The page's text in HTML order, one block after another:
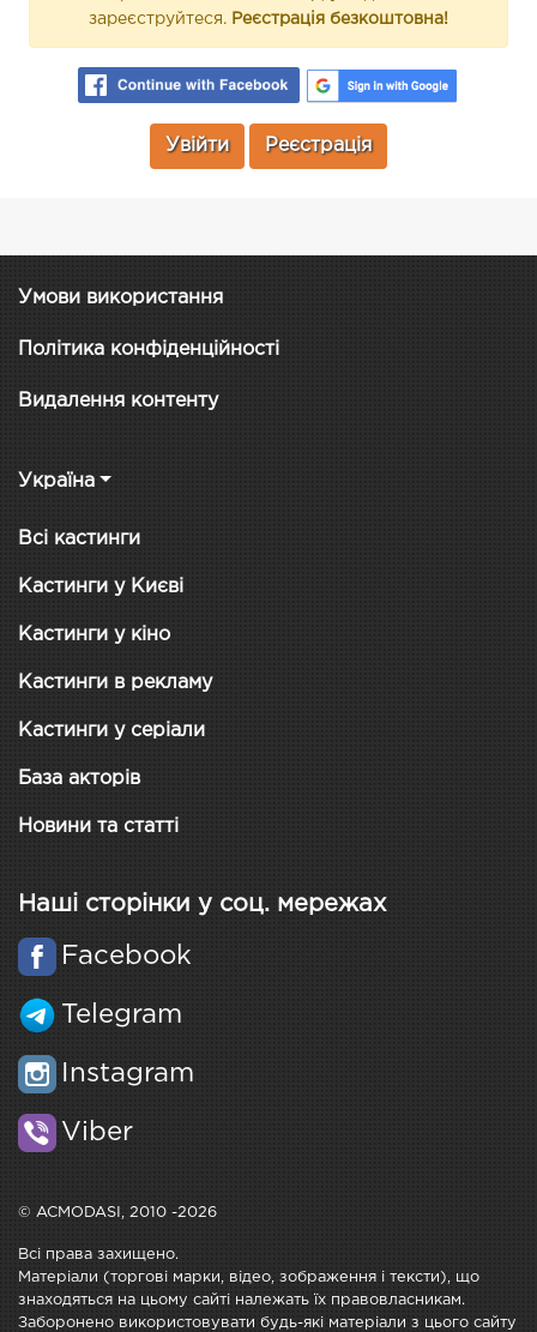
зареєструйтеся. Реєстрація безкоштовна!
Увійти Реєстрація
Умови використання
Політика конфіденційності
Видалення контенту
Україна
Всі кастинги
Кастинги у Києві
Кастинги у кіно
Кастинги в рекламу
Кастинги у серіали
База акторів
Новини та статті
Наші сторінки у соц. мережах
Facebook
Telegram
Instagram
Viber
© ACMODASI, 2010 -2026
Всі права захищено.
Матеріали (торгові марки, відео, зображення і тексти), що
знаходяться на цьому сайті належать їх правовласникам.
Заборонено використовувати будь-які матеріали з цього сайту